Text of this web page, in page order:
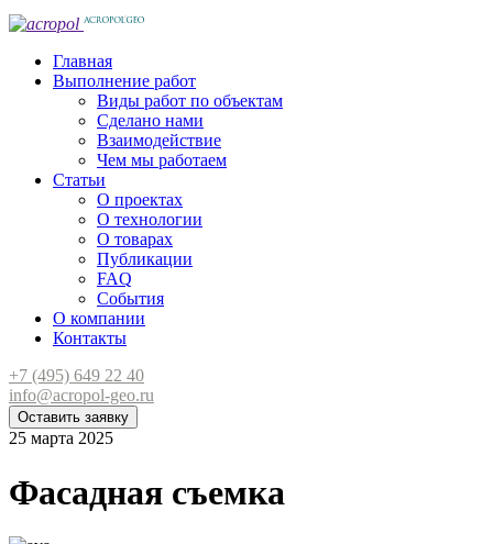
Главная
Выполнение работ
Виды работ по объектам
Сделано нами
Взаимодействие
Чем мы работаем
Статьи
О проектах
О технологии
О товарах
Публикации
FAQ
События
О компании
Контакты
+7 (495) 649 22 40
info@acropol-geo.ru
Оставить заявку
25 марта 2025
Фасадная съемка